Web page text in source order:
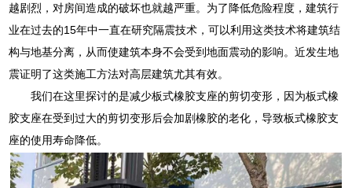
越剧烈，对房间造成的破坏也就越严重。为了降低危险程度，建筑行
业在过去的15年中一直在研究隔震技术，可以利用这类技术将建筑结
构与地基分离，从而使建筑本身不会受到地面震动的影响。近发生地
震证明了这类施工方法对高层建筑尤其有效。
我们在这里探讨的是减少板式橡胶支座的剪切变形，因为板式橡
胶支座在受到过大的剪切变形后会加剧橡胶的老化，导致板式橡胶支
座的使用寿命降低。